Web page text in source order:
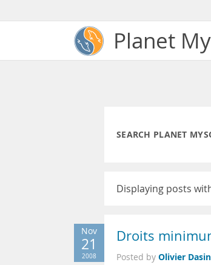
Planet
SEARCH PLANET
Displaying posts
Nov
21
2008
Droits
Posted by Olivier